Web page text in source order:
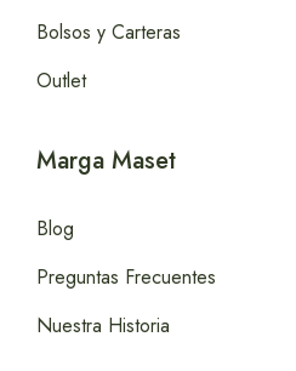
Bolsos y Carteras
Outlet
Marga Maset
Blog
Preguntas Frecuentes
Nuestra Historia